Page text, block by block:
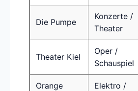
Die Pumpe
Konzerte /
Theater
Theater Kiel
Oper /
Schauspiel
Orange
Elektro /